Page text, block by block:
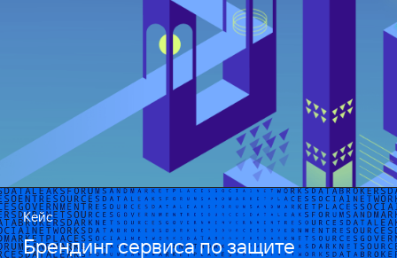
Кейс
Брендинг сервиса по защите